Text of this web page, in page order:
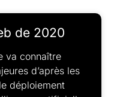
de 2020
va connaître
d’après les
déploiement